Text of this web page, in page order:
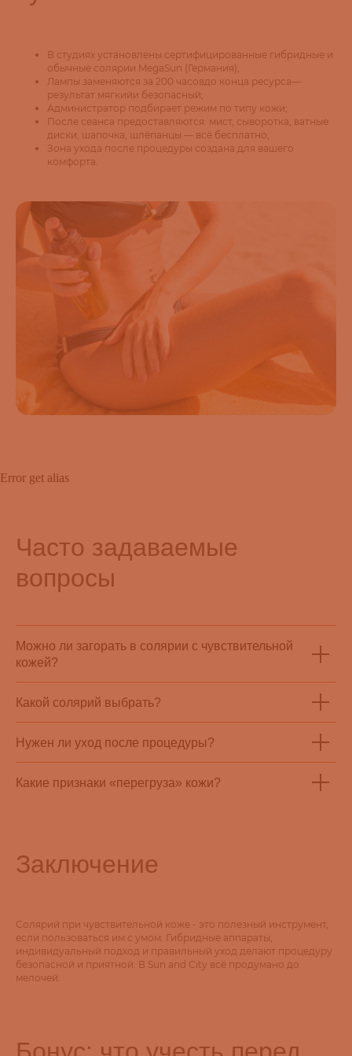
В студиях установлены сертифицированные гибридные и
обычные солярии MegaSun (Германия);
Лампы заменяются за 200 часовдо конца ресурса—
результат мягкийи безопасный;
Администратор подбирает режим по типу кожи;
После сеанса предоставляются: мист, сыворотка, ватные
диски, шапочка, шлёпанцы — всё бесплатно;
Зона ухода после процедуры создана для вашего
комфорта.
Error get alias
Часто задаваемые
вопросы
Можно ли загорать в солярии с чувствительной
кожей?
Какой солярий выбрать?
Нужен ли уход после процедуры?
Какие признаки «перегруза» кожи?
Заключение
Солярий при чувствительной коже - это полезный инструмент,
если пользоваться им с умом. Гибридные аппараты,
индивидуальный подход и правильный уход делают процедуру
безопасной и приятной. В Sun and City всё продумано до
мелочей.